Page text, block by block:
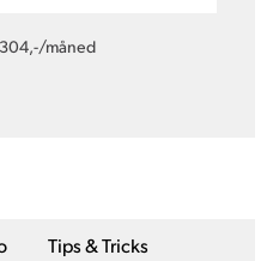
måned
Tips & Tricks